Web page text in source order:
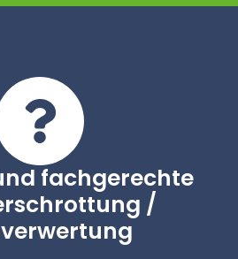
fachgerechte
/